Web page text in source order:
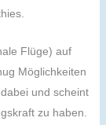
Flüge) auf
Möglichkeiten
und scheint
zu haben.